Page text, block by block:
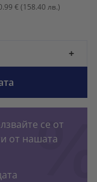
€(158.40 лв.)
+
се от
от нашата